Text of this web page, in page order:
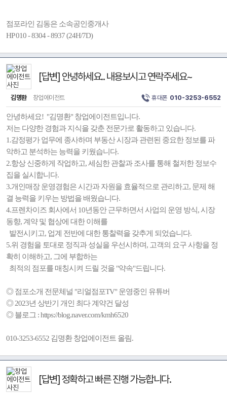
점포라인 김동은 소속공인중개사
HP 010 - 8304 - 8937 (24H/7D)
[답변] 안녕하세요.. 내용보시고 연락주세요~
김명환 창업에이전트 휴대폰 010-3253-6552
안녕하세요! "김명환" 창업에이전트입니다.
저는 다양한 경험과 지식을 갖춘 전문가로 활동하고 있습니다.
1.감정평가 업무에 종사하며 부동산 시장과 관련된 중요한 정보를 파
악하고 분석하는 능력을 키웠습니다.
2.항상 신중하게 작업하고, 세심한 관찰과 조사를 통해 철저한 정보수
집을 실시합니다.
3.개인매장 운영경험은 시간과 자원을 효율적으로 관리하고, 문제 해
결 능력을 키우는 방법을 배웠습니다.
4.프렌차이즈 회사에서 10년동안 근무하면서 사업의 운영 방식, 시장
동향, 계약 및 협상에 대한 이해를
발전시키고, 업계 전반에 대한 통찰력을 갖추게 되었습니다.
5.위 경험을 토대로 정직과 성실을 우선시하며, 고객의 요구 사항을 정
확히 이해하고, 그에 부합하는
최적의 점포를 매칭시켜 드릴 것을 "약속"드립니다.
◎ 점포소개 전문체널 "리얼점포TV" 운영중인 유튜버
◎ 2023년 상반기 개인 최다 계약건 달성
◎ 블로그 : https://blog.naver.com/kmh6520
010-3253-6552 김명환 창업에이전트 올림.
[답변] 정확하고 빠른 진행 가능합니다.